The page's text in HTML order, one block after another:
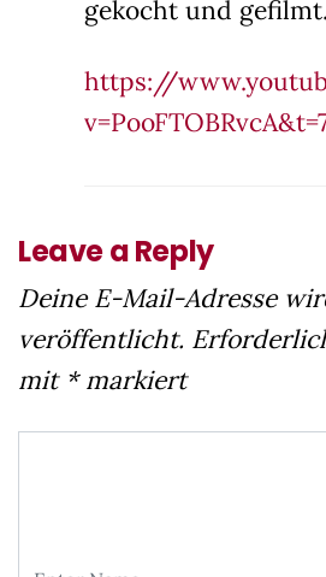
gekocht und gefilmt.
https://
Leave a Reply
Deine E-Mail-Adresse
veröffentlicht.
mit *markiert